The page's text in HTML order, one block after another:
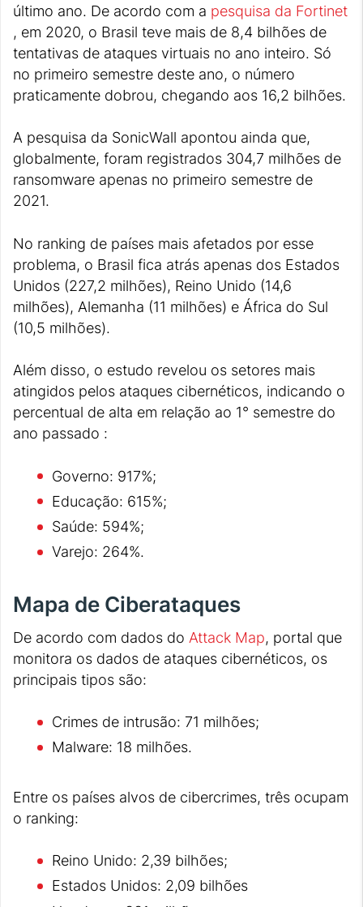
último ano. De acordo com a pesquisa da Fortinet
, em 2020, o Brasil teve mais de 8,4 bilhões de
tentativas de ataques virtuais no ano inteiro. Só
no primeiro semestre deste ano, o número
praticamente dobrou, chegando aos 16,2 bilhões.
A pesquisa da SonicWall apontou ainda que,
globalmente, foram registrados 304,7 milhões de
ransomware apenas no primeiro semestre de
2021.
No ranking de países mais afetados por esse
problema, o Brasil fica atrás apenas dos Estados
Unidos (227,2 milhões), Reino Unido (14,6
milhões), Alemanha (11 milhões) e África do Sul
(10,5 milhões).
Além disso, o estudo revelou os setores mais
atingidos pelos ataques cibernéticos, indicando o
percentual de alta em relação ao 1° semestre do
ano passado :
Governo: 917%;
Educação: 615%;
Saúde: 594%;
Varejo: 264%.
Mapa de Ciberataques
De acordo com dados do Attack Map, portal que
monitora os dados de ataques cibernéticos, os
principais tipos são:
Crimes de intrusão: 71 milhões;
Malware: 18 milhões.
Entre os países alvos de cibercrimes, três ocupam
o ranking:
Reino Unido: 2,39 bilhões;
Estados Unidos: 2,09 bilhões